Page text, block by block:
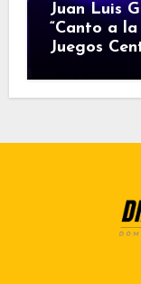
Juan Luis
“Canto a
Juegos